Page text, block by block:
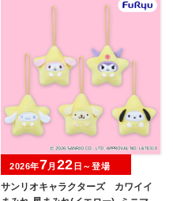
サンリオキャラクターズ カワイイ
2026年7月 22 日～登場